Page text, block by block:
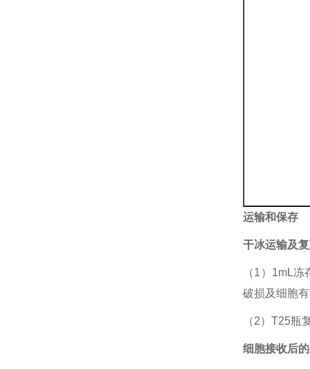
运输和保存
干冰运输及
（1）1mL
破损及细胞
（2）T25瓶
细胞接收后